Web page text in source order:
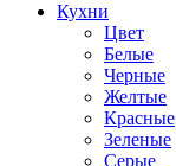
Кухни
Цвет
Белые
Черные
Желтые
Красные
Зеленые
Серые